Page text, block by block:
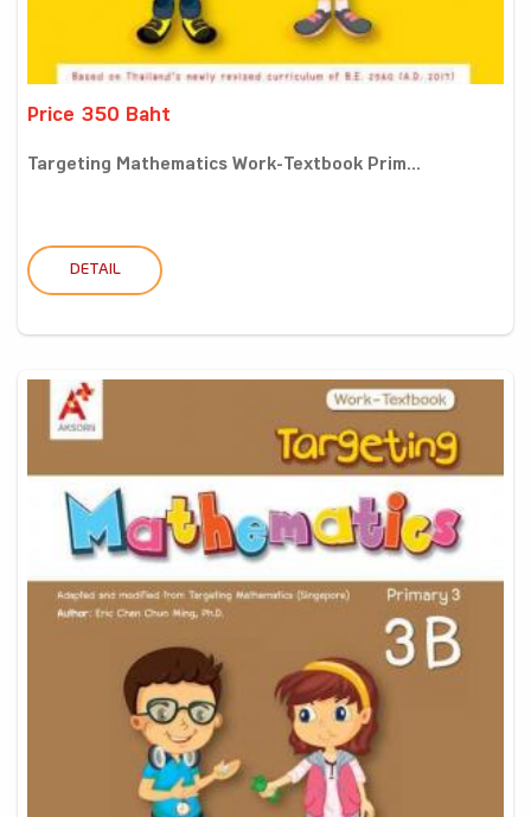
Price 350 Baht
Targeting Mathematics Work-Textbook Prim...
DETAIL